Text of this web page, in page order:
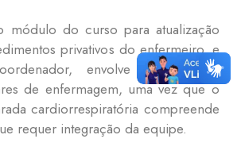
módulo do curso para atualização
privativos do enfermeiro, e
envolve também os
de enfermagem, uma vez que o
cardiorrespiratória compreende
requer integração da equipe.